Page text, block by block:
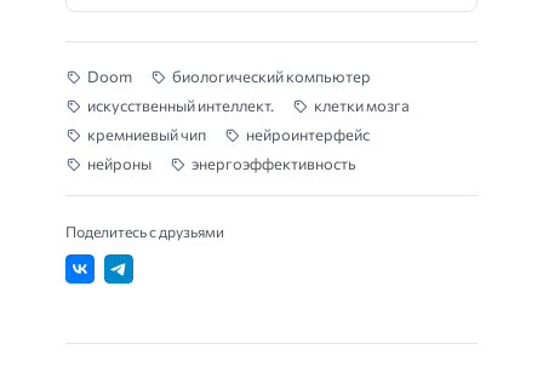
Doom
биологический компьютер
искусственный интеллект.
клетки мозга
кремниевый чип
нейроинтерфейс
нейроны
энергоэффективность
Поделитесь с друзьями